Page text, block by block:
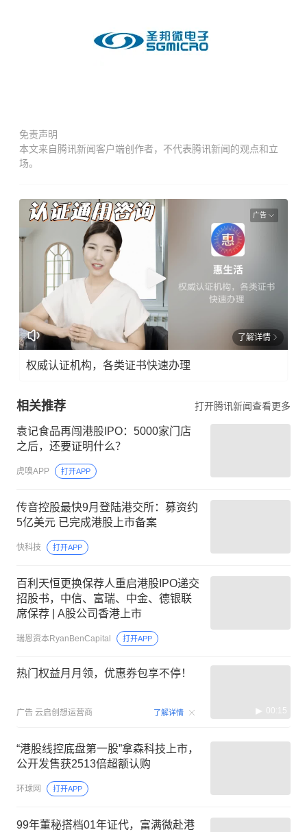
免责声明
本文来自腾讯新闻客户端创作者，不代表腾讯新闻的观点和立
场。
广告
了解详情
权威认证机构，各类证书快速办理
相关推荐 打开腾讯新闻查看更多
袁记食品再闯港股IPO：5000家门店
之后，还要证明什么？
虎嗅APP 打开APP
传音控股最快9月登陆港交所：募资约
5亿美元 已完成港股上市备案
快科技 打开APP
百利天恒更换保荐人重启港股IPO递交
招股书，中信、富瑞、中金、德银联
席保荐 | A股公司香港上市
瑞恩资本RyanBenCapital 打开APP
热门权益月月领，优惠券包享不停！
广告 云启创想运营商 了解详情 00:15
“港股线控底盘第一股”拿森科技上市，
公开发售获2513倍超额认购
环球网 打开APP
99年董秘搭档01年证代，富满微赴港